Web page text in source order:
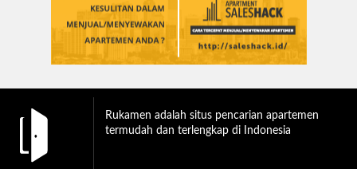
Rukamen adalah situs pencarian apartemen
termudah dan terlengkap di Indonesia